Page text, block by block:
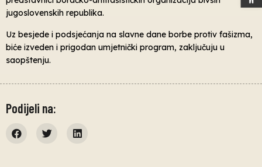
jugoslovenskih republika.
Uz besjede i podsjećanja na slavne dane borbe protiv fašizma,
biće izveden i prigodan umjetnički program, zaključuju u
saopštenju.
Podijeli na: